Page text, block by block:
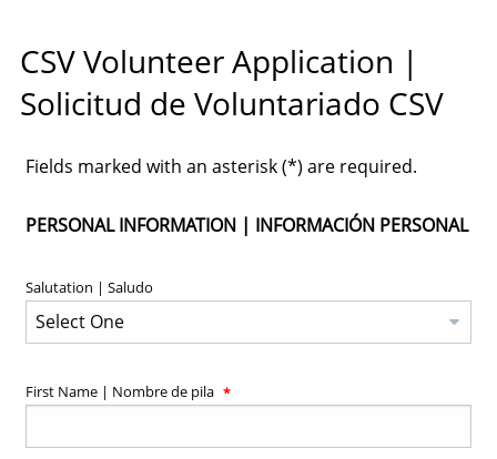
CSV Volunteer Application |
Solicitud de Voluntariado CSV
Fields marked with an asterisk (*) are required.
PERSONAL INFORMATION | INFORMACIÓN PERSONAL
Salutation | Saludo
First Name | Nombre de pila